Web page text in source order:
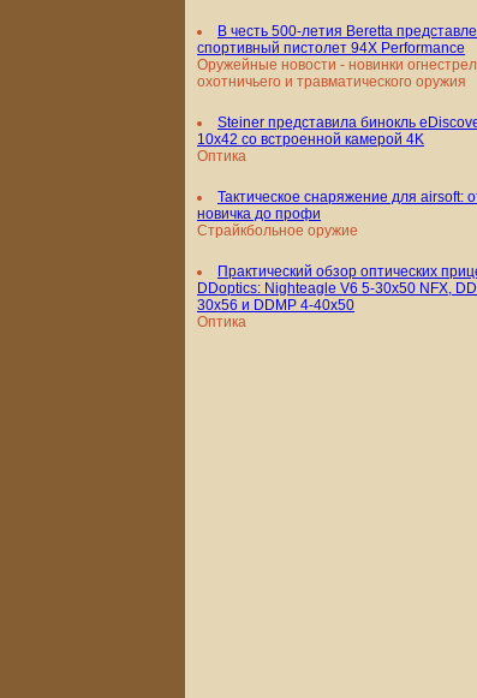
В честь 500-летия Beretta
спортивный пистолет 94X Performance
Оружейные новости - новинки
охотничьего и травматического оружия
Steiner представила бинокль
10x42 со встроенной камерой 4K
Оптика
Тактическое снаряжение для airsoft:
новичка до профи
Страйкбольное оружие
Практический обзор оптических
DDoptics: Nighteagle V6 5-30x50 NFX,
30x56 и DDMP 4-40x50
Оптика